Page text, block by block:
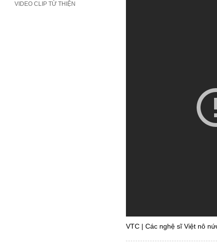
VIDEO CLIP TỪ THIỆN
VTC | Các nghệ sĩ Việt nô